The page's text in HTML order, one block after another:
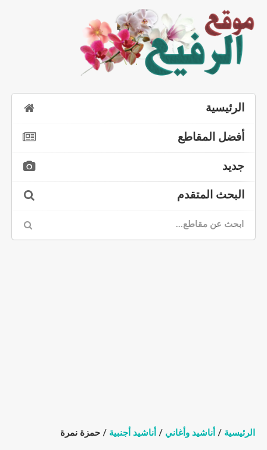
الرئيسية
أفضل المقاطع
جديد
البحث المتقدم
الرئيسية / أناشيد وأغاني / أناشيد أجنبية / حمزة نمرة